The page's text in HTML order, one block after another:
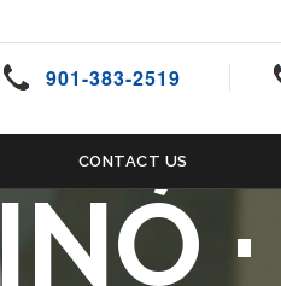
901-383-2519
CONTACT US
·